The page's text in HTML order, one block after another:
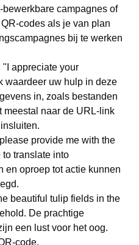
campagnes of
codes als je van plan
bij te werken
"I appreciate your
waardeer uw hulp in deze
in, zoals bestanden
meestal naar de URL-link
provide me with the
translate into
en oproep tot actie kunnen
beautiful tulip fields in the
De prachtige
een lust voor het oog.
code.